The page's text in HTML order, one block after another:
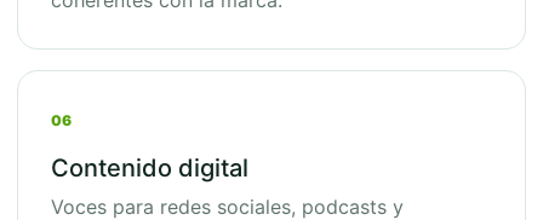
06
Contenido digital
Voces para redes sociales, podcasts y